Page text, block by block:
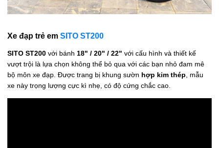
Xe đạp trẻ em SITO ST200
SITO ST200 với bánh 18" / 20" / 22" với cấu hình và thiết kế
vượt trội là lựa chọn không thể bỏ qua với các bạn nhỏ đam mê
bộ môn xe đạp. Được trang bị khung sườn hợp kim thép , mẫu
xe này trọng lượng cực kì nhẹ, có độ cứng chắc cao.